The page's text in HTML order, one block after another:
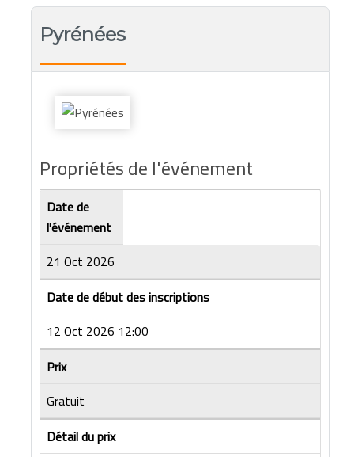
Pyrénées
Propriétés de l'événement
Date de
l'événement
21 Oct 2026
Date de début des inscriptions
12 Oct 2026 12:00
Prix
Gratuit
Détail du prix